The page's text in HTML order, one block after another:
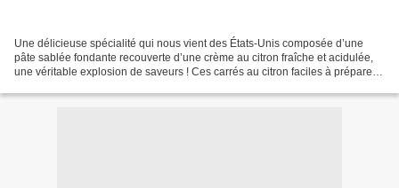
Une délicieuse spécialité qui nous vient des États-Unis composée d’une
pâte sablée fondante recouverte d’une crème au citron fraîche et acidulée,
une véritable explosion de saveurs ! Ces carrés au citron faciles à préparer,